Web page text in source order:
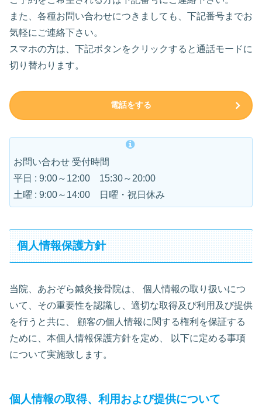
また、各種お問い合わせにつきましても、下記番号までお
気軽にご連絡下さい。
スマホの方は、下記ボタンをクリックすると通話モードに
切り替わります。
電話をする
お問い合わせ 受付時間
平日 : 9:00～12:00 15:30～20:00
土曜 : 9:00～14:00 日曜・祝日休み
個人情報保護方針
当院、あおぞら鍼灸接骨院は、 個人情報の取り扱いにつ
いて、その重要性を認識し、適切な取得及び利用及び提供
を行うと共に、 顧客の個人情報に関する権利を保証する
ために、本個人情報保護方針を定め、 以下に定める事項
について実施致します。
個人情報の取得、利用および提供について